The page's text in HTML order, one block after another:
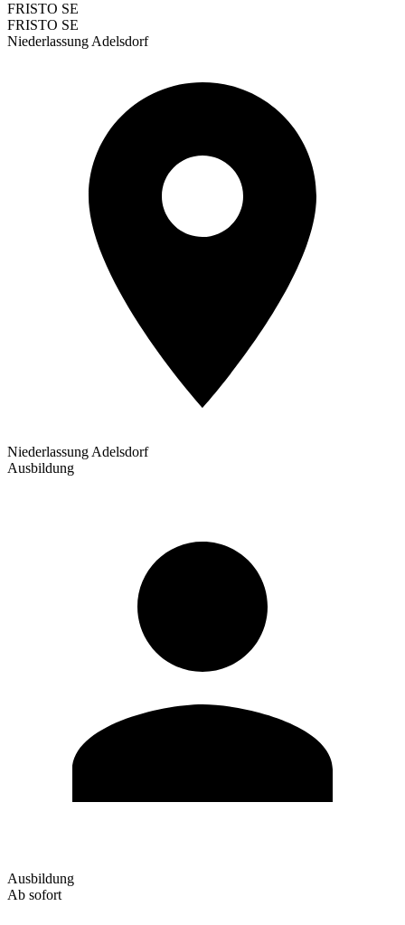
FRISTO SE
FRISTO SE
Niederlassung Adelsdorf
Niederlassung Adelsdorf
Ausbildung
Ausbildung
Ab sofort